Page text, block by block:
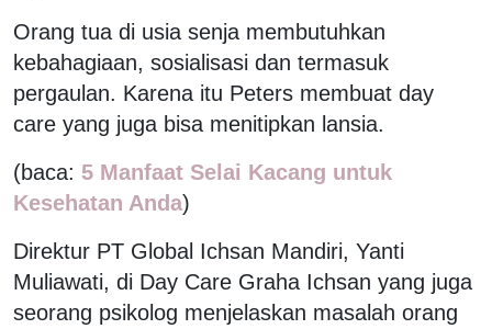
Orang tua di usia senja membutuhkan
kebahagiaan, sosialisasi dan termasuk
pergaulan. Karena itu Peters membuat day
care yang juga bisa menitipkan lansia.
(baca: 5 Manfaat Selai Kacang untuk
Kesehatan Anda)
Direktur PT Global Ichsan Mandiri, Yanti
Muliawati, di Day Care Graha Ichsan yang juga
seorang psikolog menjelaskan masalah orang